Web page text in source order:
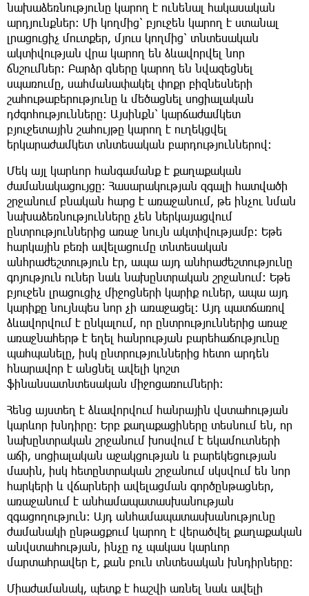
նախաձեռնությունը կարող է ունենալ հակասական
արդյունքներ։ Մի կողմից՝ բյուջեն կարող է ստանալ
լրացուցիչ մուտքեր, մյուս կողմից՝ տնտեսական
ակտիվության վրա կարող են ձևավորվել նոր
ճնշումներ։ Բարձր գները կարող են նվազեցնել
սպառումը, սահմանափակել փոքր բիզնեսների
շահութաբերությունը և մեծացնել սոցիալական
դժգոհությունները։ Այսինքն՝ կարճաժամկետ
բյուջետային շահույթը կարող է ուղեկցվել
երկարաժամկետ տնտեսական բարդություններով։
Մեկ այլ կարևոր հանգամանք է քաղաքական
ժամանակացույցը։ Հասարակության զգալի հատվածի
շրջանում բնական հարց է առաջանում, թե ինչու նման
նախաձեռնությունները չեն ներկայացվում
ընտրություններից առաջ նույն ակտիվությամբ։ Եթե
հարկային բեռի ավելացումը տնտեսական
անհրաժեշտություն էր, ապա այդ անհրաժեշտությունը
գոյություն ուներ նաև նախընտրական շրջանում։ Եթե
բյուջեն լրացուցիչ միջոցների կարիք ուներ, ապա այդ
կարիքը նույնպես նոր չի առաջացել։ Այդ պատճառով
ձևավորվում է ընկալում, որ ընտրություններից առաջ
առաջնահերթ է եղել հանրության բարեհաճությունը
պահպանելը, իսկ ընտրություններից հետո արդեն
հնարավոր է անցնել ավելի կոշտ
ֆինանսատնտեսական միջոցառումների։
Հենց այստեղ է ձևավորվում հանրային վստահության
կարևոր խնդիրը։ Երբ քաղաքացիները տեսնում են, որ
նախընտրական շրջանում խոսվում է եկամուտների
աճի, սոցիալական աջակցության և բարեկեցության
մասին, իսկ հետընտրական շրջանում սկսվում են նոր
հարկերի և վճարների ավելացման գործընթացներ,
առաջանում է անհամապատասխանության
զգացողություն։ Այդ անհամապատասխանությունը
ժամանակի ընթացքում կարող է վերածվել քաղաքական
անվստահության, ինչը ոչ պակաս կարևոր
մարտահրավեր է, քան բուն տնտեսական խնդիրները։
Միաժամանակ, պետք է հաշվի առնել նաև ավելի